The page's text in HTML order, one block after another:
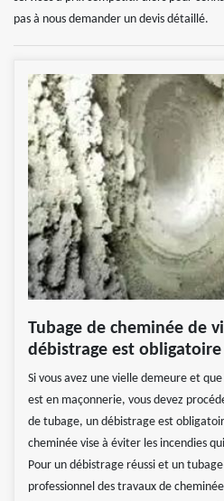
pas à nous demander un devis détaillé.
Tubage de cheminée de
débistrage est obligatoire
Si vous avez une vielle demeure et
est en maçonnerie, vous devez
de tubage, un débistrage est
cheminée vise à éviter les incendies
Pour un débistrage réussi et un
professionnel des travaux de